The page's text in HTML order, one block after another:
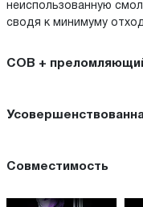
неиспользованную
сводя к минимуму
COB +
Совместимость